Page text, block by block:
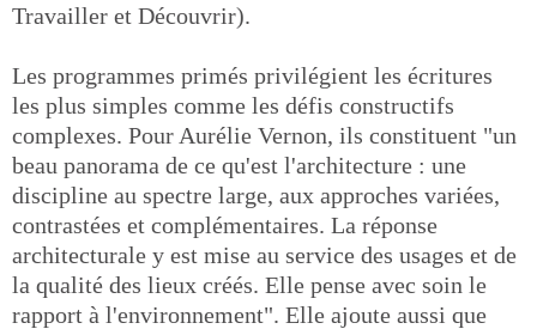
Travailler et Découvrir).
Les programmes primés privilégient les écritures
les plus simples comme les défis constructifs
complexes. Pour Aurélie Vernon, ils constituent "un
beau panorama de ce qu'est l'architecture : une
discipline au spectre large, aux approches variées,
contrastées et complémentaires. La réponse
architecturale y est mise au service des usages et de
la qualité des lieux créés. Elle pense avec soin le
rapport à l'environnement". Elle ajoute aussi que